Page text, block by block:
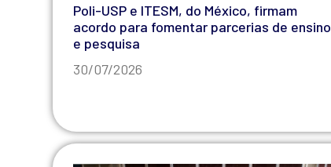
Poli-USP e ITESM, do México, firmam
acordo para fomentar parcerias de ensino
e pesquisa
30/07/2026